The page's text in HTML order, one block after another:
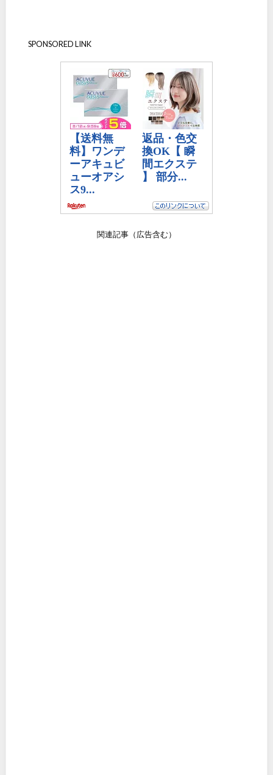
SPONSORED LINK
関連記事（広告含む）